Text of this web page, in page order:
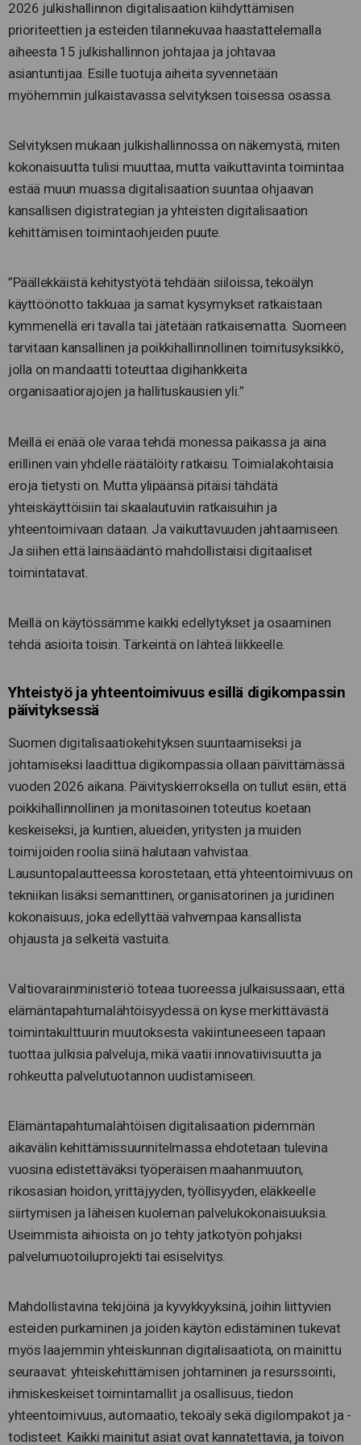
2026 julkishallinnon digitalisaation kiihdyttämisen
prioriteettien ja esteiden tilannekuvaa haastattelemalla
aiheesta 15 julkishallinnon johtajaa ja johtavaa
asiantuntijaa. Esille tuotuja aiheita syvennetään
myöhemmin julkaistavassa selvityksen toisessa osassa.
Selvityksen mukaan julkishallinnossa on näkemystä, miten
kokonaisuutta tulisi muuttaa, mutta vaikuttavinta toimintaa
estää muun muassa digitalisaation suuntaa ohjaavan
kansallisen digistrategian ja yhteisten digitalisaation
kehittämisen toimintaohjeiden puute.
”Päällekkäistä kehitystyötä tehdään siiloissa, tekoälyn
käyttöönotto takkuaa ja samat kysymykset ratkaistaan
kymmenellä eri tavalla tai jätetään ratkaisematta. Suomeen
tarvitaan kansallinen ja poikkihallinnollinen toimitusyksikkö,
jolla on mandaatti toteuttaa digihankkeita
organisaatiorajojen ja hallituskausien yli.”
Meillä ei enää ole varaa tehdä monessa paikassa ja aina
erillinen vain yhdelle räätälöity ratkaisu. Toimialakohtaisia
eroja tietysti on. Mutta ylipäänsä pitäisi tähdätä
yhteiskäyttöisiin tai skaalautuviin ratkaisuihin ja
yhteentoimivaan dataan. Ja vaikuttavuuden jahtaamiseen.
Ja siihen että lainsäädäntö mahdollistaisi digitaaliset
toimintatavat.
Meillä on käytössämme kaikki edellytykset ja osaaminen
tehdä asioita toisin. Tärkeintä on lähteä liikkeelle.
Yhteistyö ja yhteentoimivuus esillä digikompassin
päivityksessä
Suomen digitalisaatiokehityksen suuntaamiseksi ja
johtamiseksi laadittua digikompassia ollaan päivittämässä
vuoden 2026 aikana. Päivityskierroksella on tullut esiin, että
poikkihallinnollinen ja monitasoinen toteutus koetaan
keskeiseksi, ja kuntien, alueiden, yritysten ja muiden
toimijoiden roolia siinä halutaan vahvistaa.
Lausuntopalautteessa korostetaan, että yhteentoimivuus on
tekniikan lisäksi semanttinen, organisatorinen ja juridinen
kokonaisuus, joka edellyttää vahvempaa kansallista
ohjausta ja selkeitä vastuita.
Valtiovarainministeriö toteaa tuoreessa julkaisussaan, että
elämäntapahtumalähtöisyydessä on kyse merkittävästä
toimintakulttuurin muutoksesta vakiintuneeseen tapaan
tuottaa julkisia palveluja, mikä vaatii innovatiivisuutta ja
rohkeutta palvelutuotannon uudistamiseen.
Elämäntapahtumalähtöisen digitalisaation pidemmän
aikavälin kehittämissuunnitelmassa ehdotetaan tulevina
vuosina edistettäväksi työperäisen maahanmuuton,
rikosasian hoidon, yrittäjyyden, työllisyyden, eläkkeelle
siirtymisen ja läheisen kuoleman palvelukokonaisuuksia.
Useimmista aihioista on jo tehty jatkotyön pohjaksi
palvelumuotoiluprojekti tai esiselvitys.
Mahdollistavina tekijöinä ja kyvykkyyksinä, joihin liittyvien
esteiden purkaminen ja joiden käytön edistäminen tukevat
myös laajemmin yhteiskunnan digitalisaatiota, on mainittu
seuraavat: yhteiskehittämisen johtaminen ja resurssointi,
ihmiskeskeiset toimintamallit ja osallisuus, tiedon
yhteentoimivuus, automaatio, tekoäly sekä digilompakot ja -
todisteet. Kaikki mainitut asiat ovat kannatettavia, ja toivon